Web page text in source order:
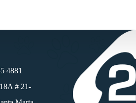
4881
# 21-